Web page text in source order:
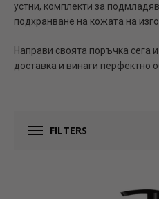
устни, комплекти за
подхранване на кожата на
Направи своята поръчка сега
доставка и винаги перфектно
FILTERS